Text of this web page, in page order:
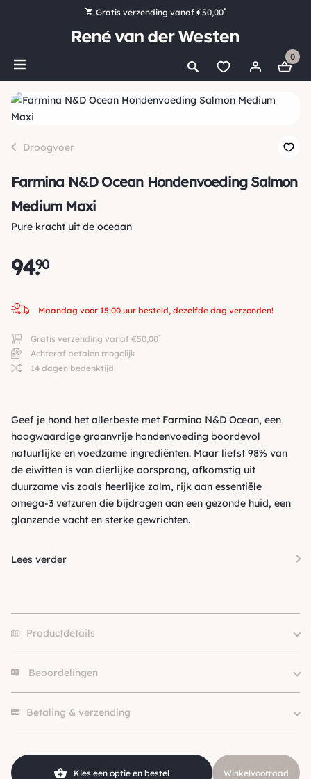
Gratis verzending vanaf €50,00*
Bestel nu, betaal later met Klarna
Ruim 16.000 artikelen op voorraad
0
Droogvoer
Farmina N&D Ocean Hondenvoeding Salmon
Medium Maxi
Pure kracht uit de oceaan
94.
90
Maandag voor 15:00 uur besteld, dezelfde dag verzonden!
Gratis verzending vanaf €50,00*
Achteraf betalen mogelijk
14 dagen bedenktijd
Geef je hond het allerbeste met Farmina N&D Ocean, een
hoogwaardige graanvrije hondenvoeding boordevol
natuurlijke en voedzame ingrediënten. Maar liefst 98% van
de eiwitten is van dierlijke oorsprong, afkomstig uit
duurzame vis zoals heerlijke zalm, rijk aan essentiële
omega-3 vetzuren die bijdragen aan een gezonde huid, een
glanzende vacht en sterke gewrichten.
Lees verder
Productdetails
Size
Merk
Farmina
Eiwitbron
Beoordelingen
Betaling & verzending
Kies een optie en bestel Winkelvoorraad